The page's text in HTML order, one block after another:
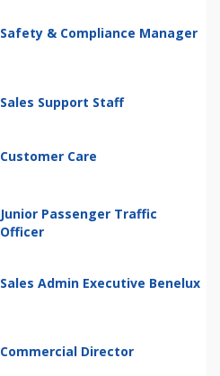
Safety & Compliance Manager
Sales Support Staff
Customer Care
Junior Passenger Traffic
Officer
Sales Admin Executive Benelux
Commercial Director